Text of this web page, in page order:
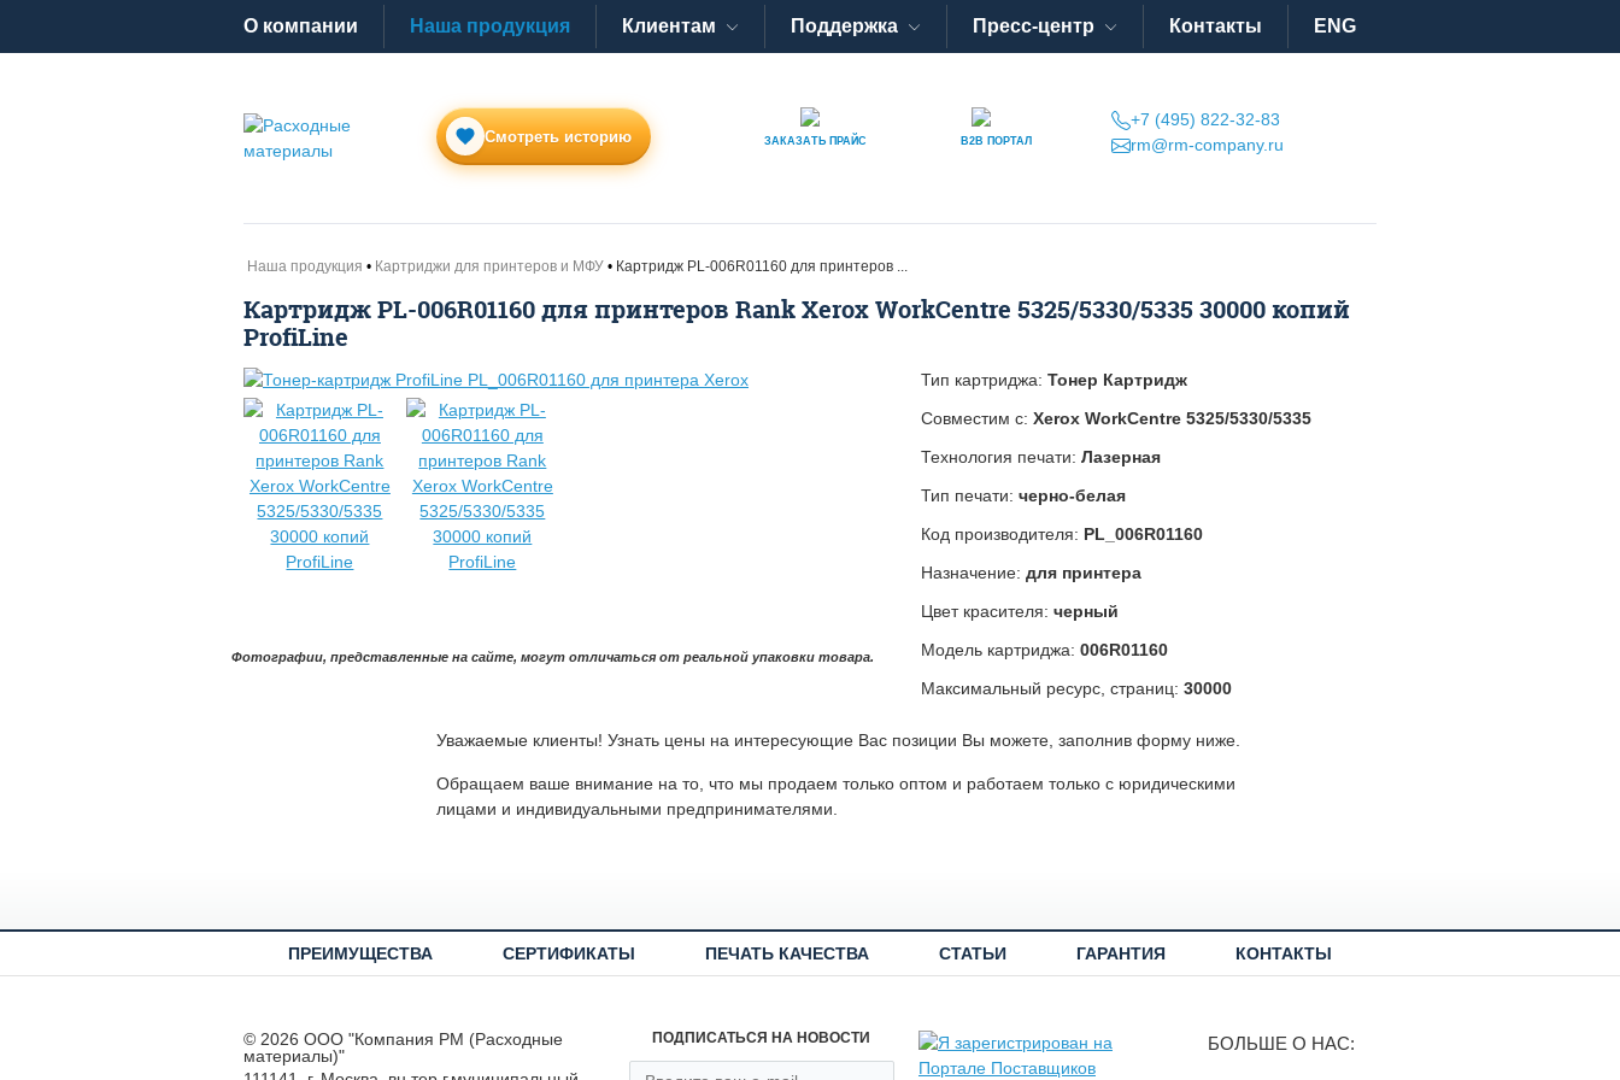
O компании Наша продукция Клиентам Поддержка Пресс-центр Контакты ENG
Смотреть историю ЗАКАЗАТЬ ПРАЙС B2B ПОРТАЛ
+7 (495) 822-32-83
rm@rm-company.ru
Наша продукция Картриджи для принтеров и МФУ Картридж PL-006R01160 для принтеров ...
Картридж PL-006R01160 для принтеров Rank Xerox WorkCentre 5325/5330/5335 30000 копий
ProfiLine
Фотографии, представленные на сайте, могут отличаться от реальной упаковки товара.
Тип картриджа: Тонер Картридж
Совместим с: Xerox WorkCentre 5325/5330/5335
Технология печати: Лазерная
Тип печати: черно-белая
Код производителя: PL_006R01160
Назначение: для принтера
Цвет красителя: черный
Модель картриджа: 006R01160
Максимальный ресурс, страниц: 30000
Уважаемые клиенты! Узнать цены на интересующие Вас позиции Вы можете, заполнив форму ниже.
Обращаем ваше внимание на то, что мы продаем только оптом и работаем только с юридическими
лицами и индивидуальными предпринимателями.
ПРЕИМУЩЕСТВА СЕРТИФИКАТЫ ПЕЧАТЬ КАЧЕСТВА СТАТЬИ ГАРАНТИЯ КОНТАКТЫ
© 2026 ООО "Компания РМ (Расходные
материалы)"
ПОДПИСАТЬСЯ НА НОВОСТИ БОЛЬШЕ О НАС: